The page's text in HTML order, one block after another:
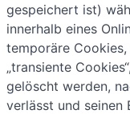
gespeichert ist)
innerhalb eines
temporäre Cookies,
„transiente
gelöscht werden,
verlässt und seinen